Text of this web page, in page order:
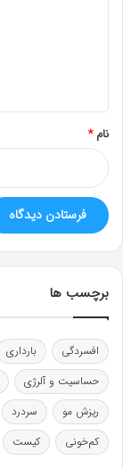
نام*
برچسب ها
افسردگی بارداری
حساسیت و آلرژی
ریزش مو
سردرد
کم‌خونی
کیست